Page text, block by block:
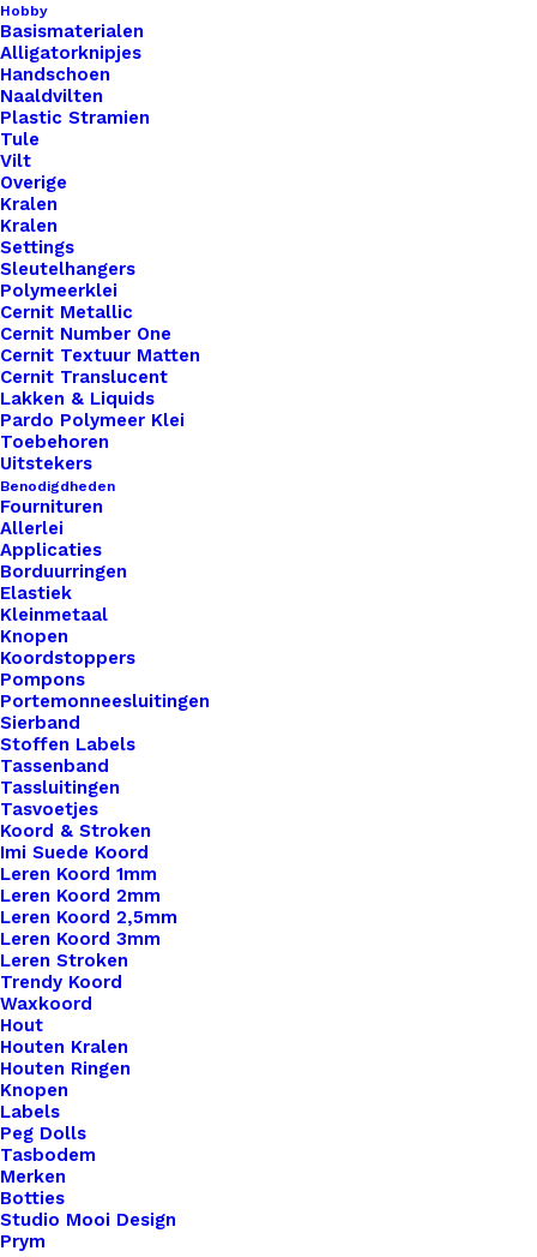
Hobby
Basismaterialen
Alligatorknipjes
Handschoen
Naaldvilten
Plastic Stramien
Tule
Vilt
Overige
Kralen
Kralen
Settings
Sleutelhangers
Polymeerklei
Cernit Metallic
Cernit Number One
Cernit Textuur Matten
Cernit Translucent
Lakken & Liquids
Pardo Polymeer Klei
Toebehoren
Uitstekers
Benodigdheden
Fournituren
Allerlei
Applicaties
Borduurringen
Elastiek
Kleinmetaal
Knopen
Koordstoppers
Pompons
Portemonneesluitingen
Sierband
Stoffen Labels
Tassenband
Tassluitingen
Tasvoetjes
Koord & Stroken
Imi Suede Koord
Leren Koord 1mm
Leren Koord 2mm
Leren Koord 2,5mm
Leren Koord 3mm
Leren Stroken
Trendy Koord
Waxkoord
Hout
Houten Kralen
Houten Ringen
Knopen
Labels
Peg Dolls
Tasbodem
Merken
Botties
Studio Mooi Design
Prym
Nog meer leuks!
Speenclip Kunststof 20mm Olijf
€0,75